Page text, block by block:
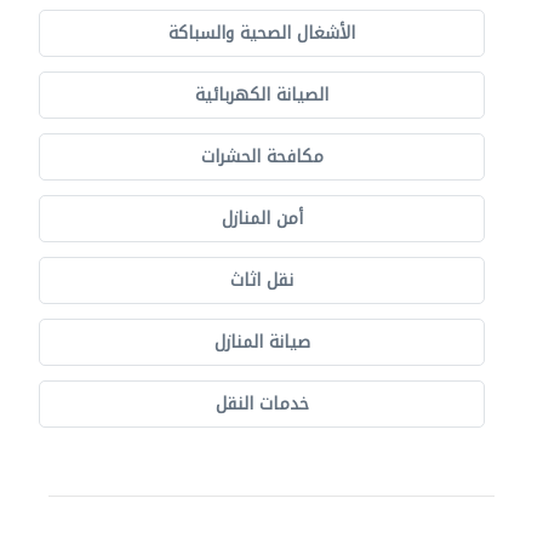
الأشغال الصحية والسباكة
الصيانة الكهربائية
مكافحة الحشرات
أمن المنازل
نقل اثاث
صيانة المنازل
خدمات النقل